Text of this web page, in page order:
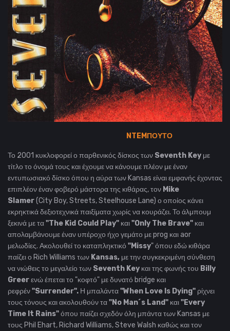
NTEMΠΟΥΤΟ
Το 2001 κυκλοφορεί ο παρθενικός δίσκος των Seventh Key με
τίτλο το όνομά τους και έχουμε να κάνουμε πλέον με έναν
εντυπωσιακό δίσκο όπου η αύρα των Kansas είναι εμφανής έχοντας
επιπλέον έναν φοβερό μάστορα της κιθάρας, τον Mike
Slamer(City Boy, Streets, Steelhouse Lane) ο οποίος κάνει
εκρηκτικά δεξιοτεχνικά παιξίματα χωρίς να κουράζει. Το άλμπουμ
ξεκινά με τα"The Kid Could Play" και"Only The Brave" και
απολαμβάνουμε έναν υπέροχο ήχο γεμάτο με prog και aor
μελωδίες. Ακολουθεί το καταπληκτικό "Missy" όπου εδώ κιθάρα
παίζει ο Rich Williams των Kansas, με την συγκεκριμένη σύνθεση
να νιώθεις το μεγαλείο των Seventh Key και της φωνής του Billy
Greerενώ έπεται το "κοφτό" με δυνατό bridge και
ρεφρέν"Surrender". Η μπαλάντα"When Love Is Dying" ρίχνει
τους τόνους και ακολουθούν τα"No Man´s Land" και"Every
Time It Rains"όπου παίζει σχεδόν όλη μπάντα των Kansas με
τους Phil Ehart, Richard Williams, Steve Walsh καθώς και τον